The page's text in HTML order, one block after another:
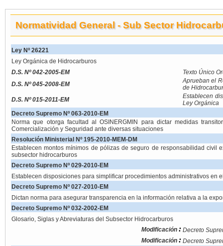
Normatividad General - Sub Sector
Ley Nº 26221
Ley Orgánica de Hidrocarburos
D.S. Nº 042-2005-EM
Texto Único
D.S. Nº 045-2008-EM
Aprueban el
de
D.S. Nº 015-2011-EM
Establecen
Ley Orgánica
Decreto Supremo Nº 063-2010-EM
Norma que otorga facultad al OSINERGMIN para dictar medidas
Comercialización y Seguridad ante diversas situaciones
Resolución Ministerial Nº 195-2010-MEM-DM
Establecen montos mínimos de pólizas de seguro de responsabilidad
subsector hidrocarburos
Decreto Supremo Nº 029-2010-EM
Establecen disposiciones para simplificar procedimientos administrativos en
Decreto Supremo Nº 027-2010-EM
Dictan norma para asegurar transparencia en la información relativa a la
Decreto Supremo Nº 032-2002-EM
Glosario, Siglas y Abreviaturas del Subsector Hidrocarburos
Modificación : Decreto
Modificación : Decreto